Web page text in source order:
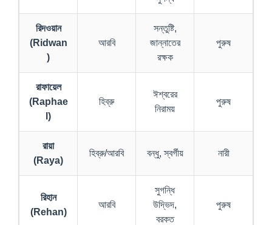
রিদওয়ান
(Ridwan
)
আরবি
সন্তুষ্টি,
জান্নাতের
রক্ষক
পুরুষ
রাফায়েল
(Raphae
l)
হিব্রু
ঈশ্বরের
নিরাময়
পুরুষ
রায়া
(Raya)
হিব্রু/আরবি বন্ধু, স্বর্গীয় নারী
রিহান
(Rehan)
আরবি
সুগন্ধি
উদ্ভিদ,
বরকত
পুরুষ